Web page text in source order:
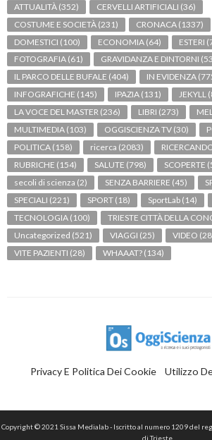
ATTUALITÀ (352) CERVELLI ARTIFICIALI (36)
COSTUME E SOCIETÀ (231) CRONACA (1337)
DOMESTICI (100) ECONOMIA (64) ESTERI
FOTOGRAFIA (61) GRAVIDANZA E DINTORNI
IL PARCO DELLE BUFALE (404) IN EVIDENZA
INFOGRAFICHE (145) IPAZIA (131) JEKYLL
LA VOCE DEL MASTER (236) LIBRI (273)
MULTIMEDIA (103) OGGISCIENZA TV (30)
POLITICA (158) ricerca (2083)
RUBRICHE (154) SALUTE (798) SCOPERTE
secoli di scienza (2) SENZA BARRIERE (45)
SPECIALI (221) SPORT (18) SportLab (14)
TECNOLOGIA (100) TRIESTE CITTÀ DELLA
Uncategorized (521) VIAGGI (25) VIDEO
VITE PAZIENTI (28) WHAAAT? (134)
Privacy E Politica Dei Cookie Utilizzo
Copyright © 2021 Sissa Medialab - Iscritto al numero 1209 del
di Trieste.